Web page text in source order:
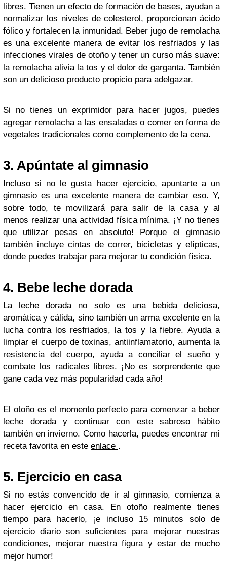
libres. Tienen un efecto de formación de bases, ayudan a
normalizar los niveles de colesterol, proporcionan ácido
fólico y fortalecen la inmunidad. Beber jugo de remolacha
es una excelente manera de evitar los resfriados y las
infecciones virales de otoño y tener un curso más suave:
la remolacha alivia la tos y el dolor de garganta. También
son un delicioso producto propicio para adelgazar.
Si no tienes un exprimidor para hacer jugos, puedes
agregar remolacha a las ensaladas o comer en forma de
vegetales tradicionales como complemento de la cena.
3. Apúntate al gimnasio
Incluso si no le gusta hacer ejercicio, apuntarte a un
gimnasio es una excelente manera de cambiar eso. Y,
sobre todo, te movilizará para salir de la casa y al
menos realizar una actividad física mínima. ¡Y no tienes
que utilizar pesas en absoluto! Porque el gimnasio
también incluye cintas de correr, bicicletas y elípticas,
donde puedes trabajar para mejorar tu condición física.
4. Bebe leche dorada
La leche dorada no solo es una bebida deliciosa,
aromática y cálida, sino también un arma excelente en la
lucha contra los resfriados, la tos y la fiebre. Ayuda a
limpiar el cuerpo de toxinas, antiinflamatorio, aumenta la
resistencia del cuerpo, ayuda a conciliar el sueño y
combate los radicales libres. ¡No es sorprendente que
gane cada vez más popularidad cada año!
El otoño es el momento perfecto para comenzar a beber
leche dorada y continuar con este sabroso hábito
también en invierno. Como hacerla, puedes encontrar mi
receta favorita en este enlace .
5. Ejercicio en casa
Si no estás convencido de ir al gimnasio, comienza a
hacer ejercicio en casa. En otoño realmente tienes
tiempo para hacerlo, ¡e incluso 15 minutos solo de
ejercicio diario son suficientes para mejorar nuestras
condiciones, mejorar nuestra figura y estar de mucho
mejor humor!